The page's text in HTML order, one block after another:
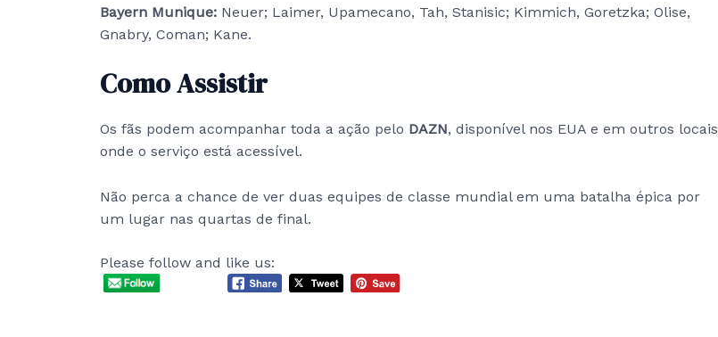
Bayern Munique: Neuer; Laimer, Upamecano, Tah, Stanisic; Kimmich, Goretzka; Olise,
Gnabry, Coman; Kane.
Como Assistir
Os fãs podem acompanhar toda a ação pelo DAZN, disponível nos EUA e em outros locais
onde o serviço está acessível.
Não perca a chance de ver duas equipes de classe mundial em uma batalha épica por
um lugar nas quartas de final.
Please follow and like us: